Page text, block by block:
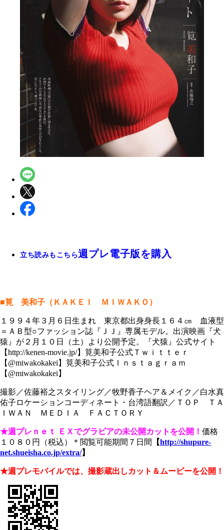
立ち読みもこちら週プレ電子版を購入
■筧 美和子（ＫＡＫＥＩ ＭＩＷＡＫＯ）
１９９４年３月６日生まれ 東京都出身身長１６４㎝ 血液型
＝ＡＢ型○ファッション誌『ＪＪ』専属モデル。出演映画『犬
猿』が２月１０日（土）より公開予定。『犬猿』公式サイト
【http://kenen-movie.jp/】筧美和子公式Ｔｗｉｔｔｅｒ
【@miwakokakei】筧美和子公式Ｉｎｓｔａｇｒａｍ
【@miwakokakei】
撮影／佐藤裕之スタイリング／牧野香子ヘア＆メイク／白水真
佑子ロケーションコーディネート・台湾語翻訳／ＴＯＰ ＴＡ
ＩＷＡＮ ＭＥＤＩＡ ＦＡＣＴＯＲＹ
★週プレｎｅｔ ＥＸでグラビアの未公開カットを公開！ 価格
１０８０円（税込）＊閲覧可能期間７日間
【http://shupure-
net.shueisha.co.jp/extra/】
★週プレモバイルでは、撮影蔵出しカット＆ムービーを公開！